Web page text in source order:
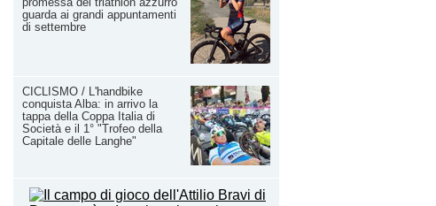
guarda ai grandi appuntamenti
di settembre
CICLISMO / L'handbike
conquista Alba: in arrivo la
tappa della Coppa Italia di
Società e il 1° "Trofeo della
Capitale delle Langhe"